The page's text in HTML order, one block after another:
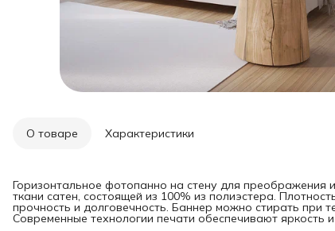
О товаре Характеристики
Горизонтальное фотопанно на стену для преображения
ткани сатен, состоящей из 100% из полиэстера.
прочность и долговечность. Баннер можно стирать при
Современные технологии печати обеспечивают яркость